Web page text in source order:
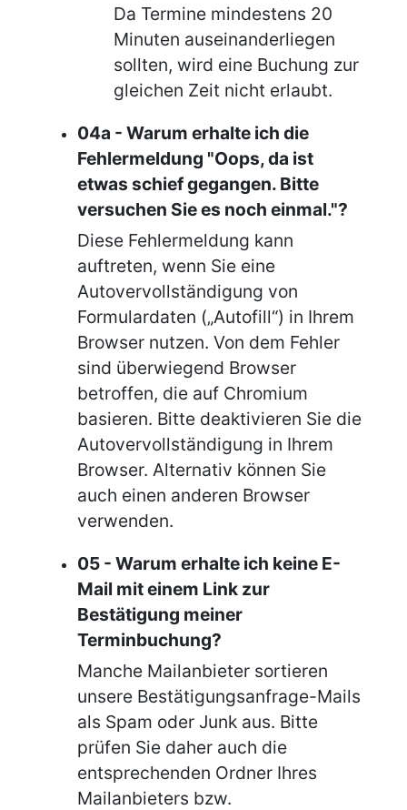
Da Termine mindestens 20
Minuten auseinanderliegen
sollten, wird eine Buchung zur
gleichen Zeit nicht erlaubt.
04a - Warum erhalte ich die
Fehlermeldung "Oops, da ist
etwas schief gegangen. Bitte
versuchen Sie es noch einmal."?
Diese Fehlermeldung kann
auftreten, wenn Sie eine
Autovervollständigung von
Formulardaten („Autofill“) in Ihrem
Browser nutzen. Von dem Fehler
sind überwiegend Browser
betroffen, die auf Chromium
basieren. Bitte deaktivieren Sie die
Autovervollständigung in Ihrem
Browser. Alternativ können Sie
auch einen anderen Browser
verwenden.
05 - Warum erhalte ich keine E-
Mail mit einem Link zur
Bestätigung meiner
Terminbuchung?
Manche Mailanbieter sortieren
unsere Bestätigungsanfrage-Mails
als Spam oder Junk aus. Bitte
prüfen Sie daher auch die
entsprechenden Ordner Ihres
Mailanbieters bzw.